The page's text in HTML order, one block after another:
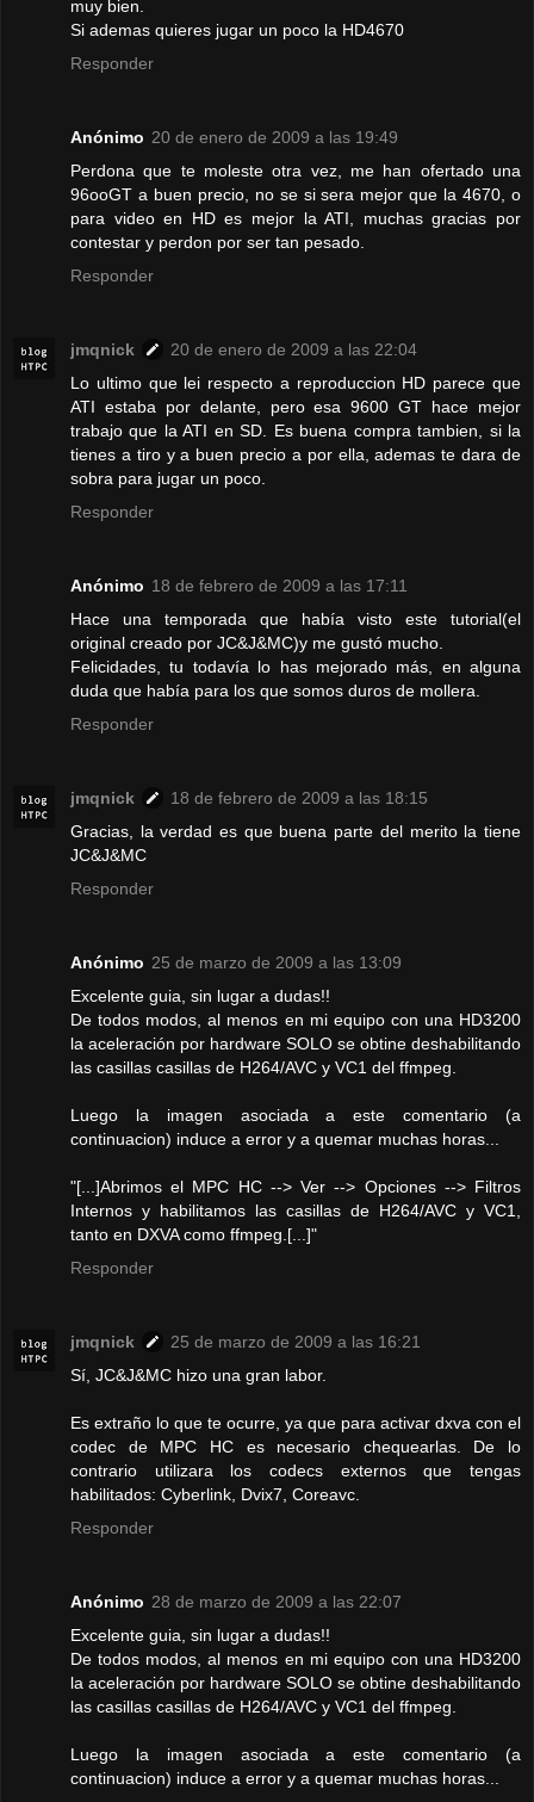
muy bien.
Si ademas quieres jugar un poco la HD4670
Responder
Anónimo 20 de enero de 2009 a las 19:49
Perdona que te moleste otra vez, me han ofertado una
96ooGT a buen precio, no se si sera mejor que la 4670, o
para video en HD es mejor la ATI, muchas gracias por
contestar y perdon por ser tan pesado.
Responder
jmqnick
20 de enero de 2009 a las 22:04
Lo ultimo que lei respecto a reproduccion HD parece que
ATI estaba por delante, pero esa 9600 GT hace mejor
trabajo que la ATI en SD. Es buena compra tambien, si la
tienes a tiro y a buen precio a por ella, ademas te dara de
sobra para jugar un poco.
Responder
Anónimo 18 de febrero de 2009 a las 17:11
Hace una temporada que había visto este tutorial(el
original creado por JC&J&MC)y me gustó mucho.
Felicidades, tu todavía lo has mejorado más, en alguna
duda que había para los que somos duros de mollera.
Responder
jmqnick
18 de febrero de 2009 a las 18:15
Gracias, la verdad es que buena parte del merito la tiene
JC&J&MC
Responder
Anónimo 25 de marzo de 2009 a las 13:09
Excelente guia, sin lugar a dudas!!
De todos modos, al menos en mi equipo con una HD3200
la aceleración por hardware SOLO se obtine deshabilitando
las casillas casillas de H264/AVC y VC1 del ffmpeg.
Luego la imagen asociada a este comentario (a
continuacion) induce a error y a quemar muchas horas...
"[...]Abrimos el MPC HC --> Ver --> Opciones --> Filtros
Internos y habilitamos las casillas de H264/AVC y VC1,
tanto en DXVA como ffmpeg.[...]"
Responder
jmqnick
25 de marzo de 2009 a las 16:21
Sí, JC&J&MC hizo una gran labor.
Es extraño lo que te ocurre, ya que para activar dxva con el
codec de MPC HC es necesario chequearlas. De lo
contrario utilizara los codecs externos que tengas
habilitados: Cyberlink, Dvix7, Coreavc.
Responder
Anónimo 28 de marzo de 2009 a las 22:07
Excelente guia, sin lugar a dudas!!
De todos modos, al menos en mi equipo con una HD3200
la aceleración por hardware SOLO se obtine deshabilitando
las casillas casillas de H264/AVC y VC1 del ffmpeg.
Luego la imagen asociada a este comentario (a
continuacion) induce a error y a quemar muchas horas...